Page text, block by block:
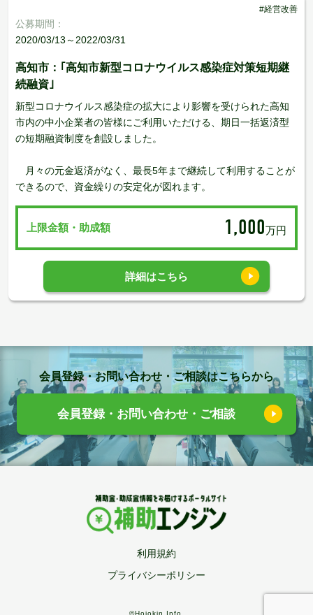
#経営改善
公募期間：
2020/03/13～2022/03/31
高知市：｢高知市新型コロナウイルス感染症対策短期継
続融資｣
新型コロナウイルス感染症の拡大により影響を受けられた高知
市内の中小企業者の皆様にご利用いただける、期日一括返済型
の短期融資制度を創設しました。
月々の元金返済がなく、最長5年まで継続して利用することが
できるので、資金繰りの安定化が図れます。
上限金額・助成額 1,000万円
詳細はこちら
会員登録・お問い合わせ・ご相談はこちらから
会員登録・お問い合わせ・ご相談
利用規約
プライバシーポリシー
©Hojokin Info.